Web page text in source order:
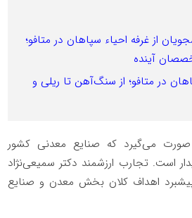
از غرفه احیاء سپاهان در متافو؛
آینده
در متافو؛ از سنگ‌آهن تا ریلی و
می‌گیرد که صنایع معدنی کشور
است. تجارب ارزشمند دکتر سمیعی‌نژاد
اهداف کلان بخش معدن و صنایع